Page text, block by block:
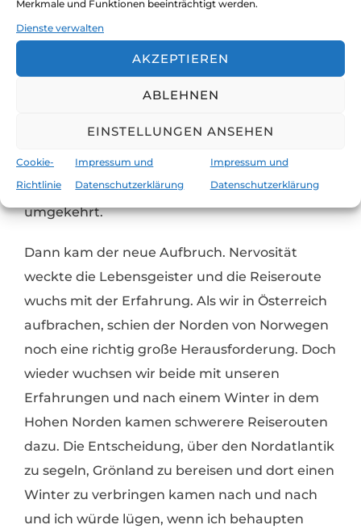
Merkmale und Funktionen beeinträchtigt werden.
Dienste verwalten
AKZEPTIEREN
ABLEHNEN
EINSTELLUNGEN ANSEHEN
Cookie-
Richtlinie
Impressum und
Datenschutzerklärung
Impressum und
Datenschutzerklärung
neuen Herausforderung zu stehen und in
Routine zu versinken. Vor dem Versagen, die
neue Herausforderung nicht stand zu halten,
hatte ich allerdings noch nie Angst.
Und so schaffte ich es, mein bürgerliches
Leben in Österreich nach meiner
Persönlichkeit einzurichten und nicht
umgekehrt.
Dann kam der neue Aufbruch. Nervosität
weckte die Lebensgeister und die Reiseroute
wuchs mit der Erfahrung. Als wir in Österreich
aufbrachen, schien der Norden von Norwegen
noch eine richtig große Herausforderung. Doch
wieder wuchsen wir beide mit unseren
Erfahrungen und nach einem Winter in dem
Hohen Norden kamen schwerere Reiserouten
dazu. Die Entscheidung, über den Nordatlantik
zu segeln, Grönland zu bereisen und dort einen
Winter zu verbringen kamen nach und nach
und ich würde lügen, wenn ich behaupten